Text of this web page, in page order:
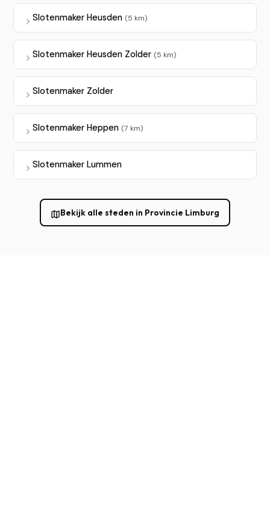
Slotenmaker Heusden (5 km)
Slotenmaker Heusden Zolder (5 km)
Slotenmaker Zolder
Slotenmaker Heppen (7 km)
Slotenmaker Lummen
Bekijk alle steden in Provincie Limburg